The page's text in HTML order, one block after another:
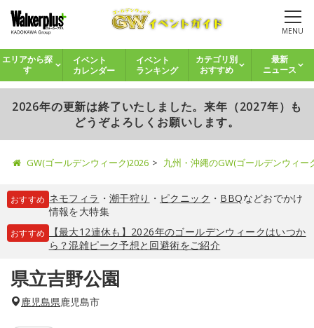
MENU
エリアから探
す
イベント
カレンダー
イベント
ランキング
カテゴリ別
おすすめ
最新
ニュース
2026年の更新は終了いたしました。来年（2027年）も
どうぞよろしくお願いします。
GW(ゴールデンウィーク)2026 九州・沖縄のGW(ゴールデンウィ
おすすめ ネモフィラ ・ 潮干狩り ・ ピクニック ・ BBQなどおでかけ
情報を大特集
おすすめ
【最大12連休も】2026年のゴールデンウィークはいつか
ら？混雑ピーク予想と回避術をご紹介
県立吉野公園
鹿児島県鹿児島市